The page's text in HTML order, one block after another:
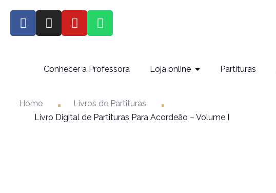
Conhecer a Professora Loja online Partituras
Home
Livros de Partituras
Livro Digital de Partituras Para Acordeão – Volume I